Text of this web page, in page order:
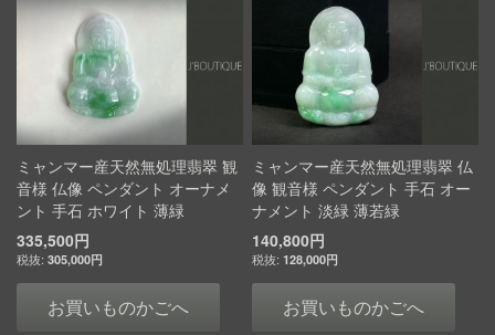
ミャンマー産天然無処理翡翠 観
音様 仏像 ペンダント オーナメ
ント 手石 ホワイト 薄緑
335,500円
305,000円
お買いものかごへ
ミャンマー産天然無処理翡翠 仏
像 観音様 ペンダント 手石 オー
ナメント 淡緑 薄若緑
140,800円
128,000円
お買いものかごへ